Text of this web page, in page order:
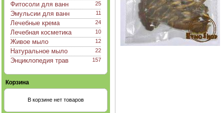
25
Фитосоли для ванн
11
Эмульсии для ванн
24
Лечебные крема
10
Лечебная косметика
12
Живое мыло
22
Натуральное мыло
157
Энциклопедия трав
Корзина
В корзине нет товаров